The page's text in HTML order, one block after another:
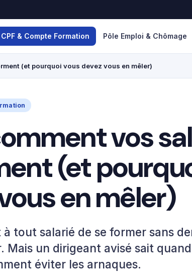
CPF & Compte Formation Pôle Emploi & Chômage
(et pourquoi vous devez vous en mêler)
vos
(et
en mêler)
à tout salarié de se former sans
Mais un dirigeant avisé sait
éviter les arnaques.